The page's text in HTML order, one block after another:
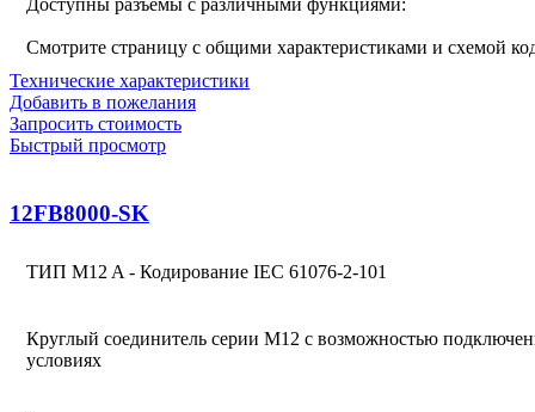
Доступны разъемы с различными функциями:
Смотрите страницу с общими характеристиками и схемой
Технические характеристики
Добавить в пожелания
Запросить стоимость
Быстрый просмотр
12FB8000-SK
ТИП M12 A - Кодирование IEC 61076-2-101
Круглый соединитель серии M12 с возможностью
условиях